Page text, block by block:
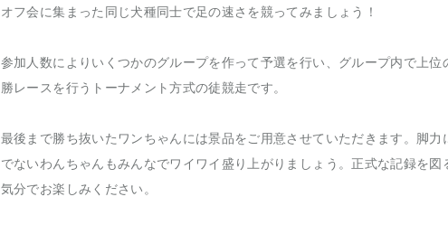
オフ会に集まった同じ犬種同士で足の速さを競ってみましょう！
参加人数によりいくつかのグループを作って予選を行い、グループ内で上
勝レースを行うトーナメント方式の徒競走です。
最後まで勝ち抜いたワンちゃんには景品をご用意させていただきます。脚力
でないわんちゃんもみんなでワイワイ盛り上がりましょう。正式な記録を
気分でお楽しみください。